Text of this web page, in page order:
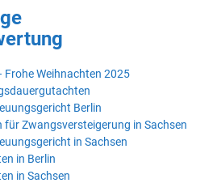
Weihnachten 2025
Berlin
Zwangsversteigerung in Sachsen
in Sachsen
in Berlin
in Sachsen